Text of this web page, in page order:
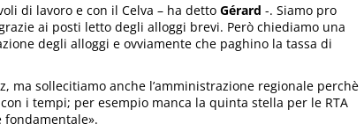
di lavoro e con il Celva – ha detto Gérard -. Siamo pro
ai posti letto degli alloggi brevi. Però chiediamo una
degli alloggi e ovviamente che paghino la tassa di
ma sollecitiamo anche l’amministrazione regionale perchè
i tempi; per esempio manca la quinta stella per le RTA